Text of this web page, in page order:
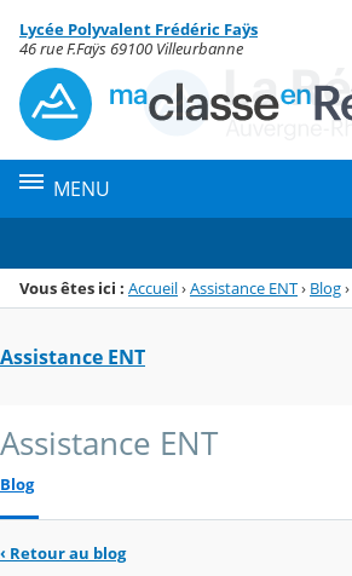
Menu de la rubrique
Contenu
Lycée Polyvalent Frédéric Faÿs
46 rue F.Faÿs 69100 Villeurbanne
MENU
Vous êtes ici : Accueil›Assistance ENT› Blog›
Assistance ENT
Assistance ENT
Blog
‹ Retour au blog